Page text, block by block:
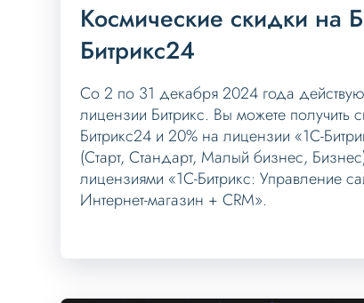
Космические скидки на
Битрикс24
Со 2 по 31 декабря 2024 года
лицензии Битрикс. Вы можете получить
Битрикс24 и 20% на лицензии «1С-
(Старт, Стандарт, Малый бизнес,
лицензиями «1С-Битрикс: Управление
Интернет-магазин + CRM».